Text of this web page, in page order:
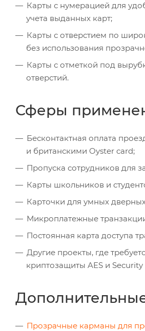
Карты с нумерацией для
учета выданных карт;
Карты с отверстием по
без использования
Карты с отметкой под
отверстий.
Сферы
Бесконтактная оплата
и британскими Oyster card;
Пропуска сотрудников для
Карты школьников и
Карточки для умных
Микроплатежные
Постоянная карта доступа
Другие проекты, где
криптозащиты AES и Security
Прозрачные карманы для